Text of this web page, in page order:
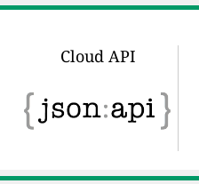
Cloud API